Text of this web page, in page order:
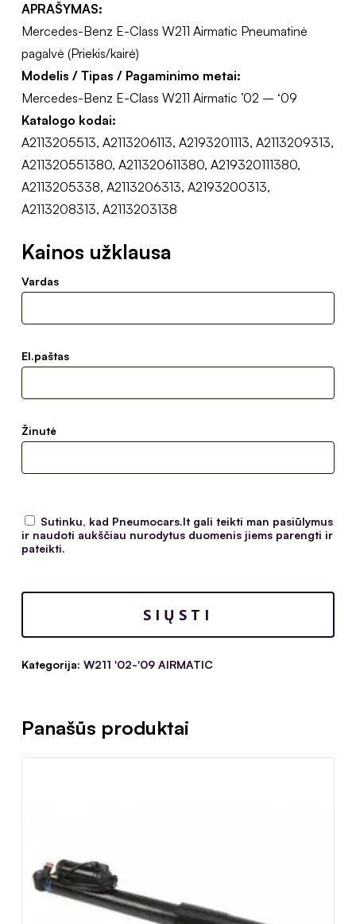
APRAŠYMAS:
Mercedes-Benz E-Class W211 Airmatic Pneumatinė
pagalvė (Priekis/kairė)
Modelis / Tipas / Pagaminimo metai:
Mercedes-Benz E-Class W211 Airmatic ’02 – ‘09
Katalogo kodai:
A2113205513, A2113206113, A2193201113, A2113209313,
A211320551380, A211320611380, A219320111380,
A2113205338, A2113206313, A2193200313,
A2113208313, A2113203138
Kainos užklausa
Vardas
El.paštas
Žinutė
Sutinku, kad Pneumocars.lt gali teikti man pasiūlymus
ir naudoti aukščiau nurodytus duomenis jiems parengti ir
pateikti.
Kategorija: W211 '02-'09 AIRMATIC
Panašūs produktai